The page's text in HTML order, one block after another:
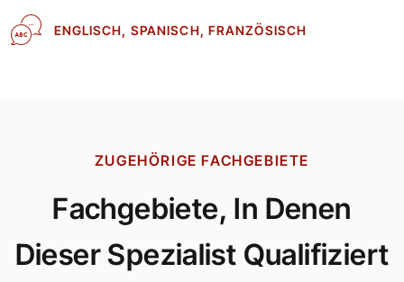
ENGLISCH, SPANISCH, FRANZÖSISCH
ZUGEHÖRIGE FACHGEBIETE
Fachgebiete, In Denen
Dieser Spezialist Qualifiziert